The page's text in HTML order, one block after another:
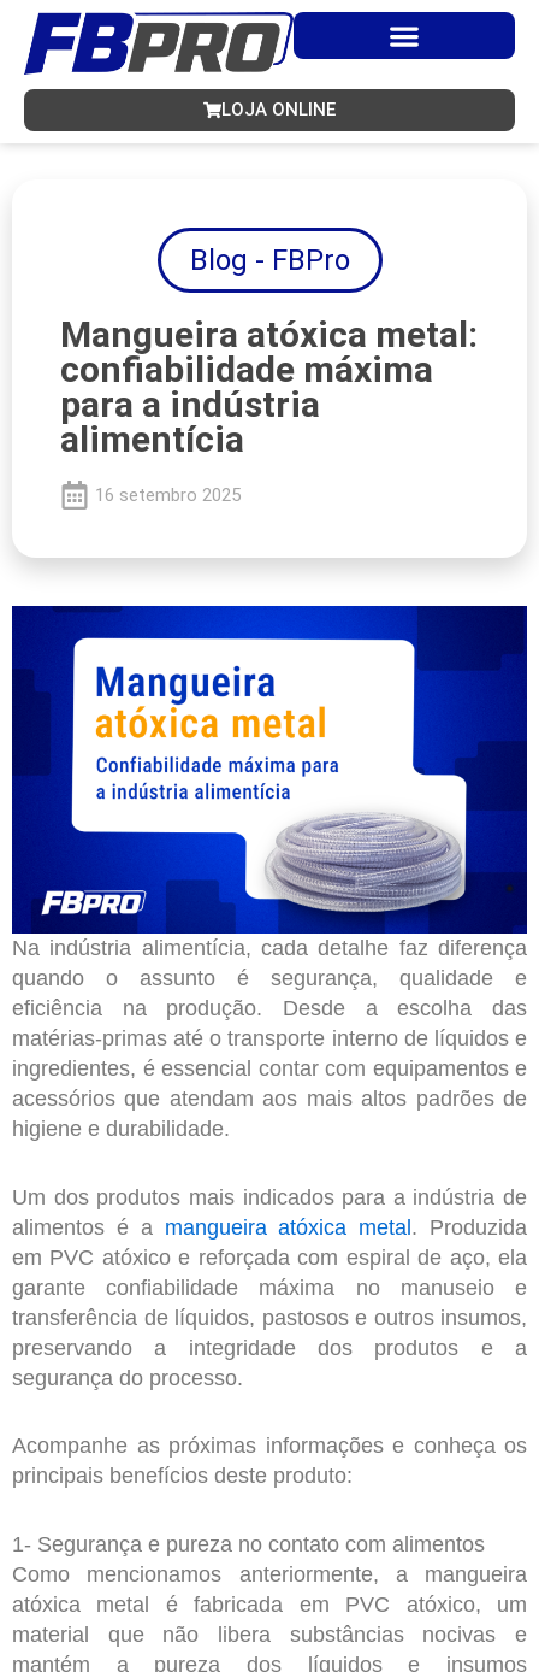
para
conteúdo
LOJA ONLINE
Blog - FBPro
Mangueira atóxica metal:
confiabilidade máxima
para a indústria
alimentícia
16 setembro 2025
Na indústria alimentícia, cada detalhe faz diferença
quando o assunto é segurança, qualidade e
eficiência na produção. Desde a escolha das
matérias-primas até o transporte interno de líquidos e
ingredientes, é essencial contar com equipamentos e
acessórios que atendam aos mais altos padrões de
higiene e durabilidade.
Um dos produtos mais indicados para a indústria de
alimentos é a mangueira atóxica metal. Produzida
em PVC atóxico e reforçada com espiral de aço, ela
garante confiabilidade máxima no manuseio e
transferência de líquidos, pastosos e outros insumos,
preservando a integridade dos produtos e a
segurança do processo.
Acompanhe as próximas informações e conheça os
principais benefícios deste produto:
1- Segurança e pureza no contato com alimentos
Como mencionamos anteriormente, a mangueira
atóxica metal é fabricada em PVC atóxico, um
material que não libera substâncias nocivas e
mantém a pureza dos líquidos e insumos